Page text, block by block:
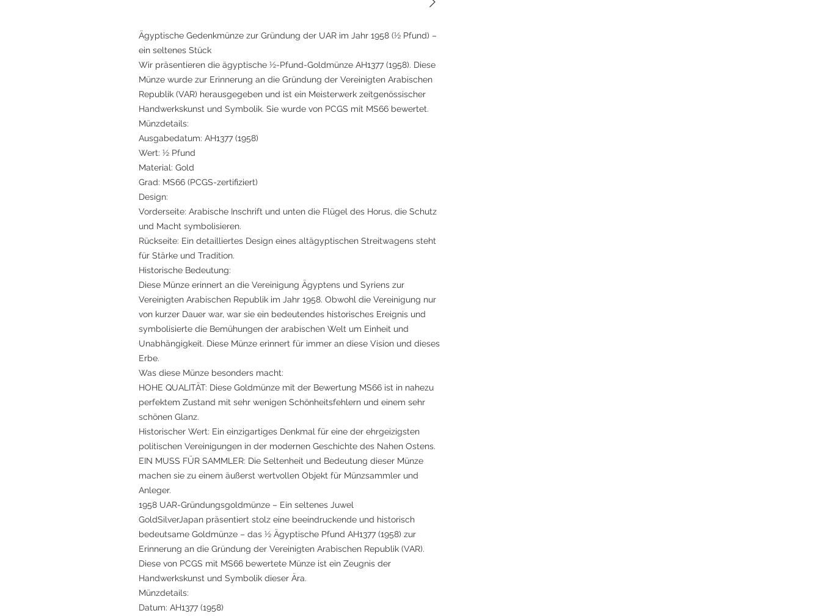
Ägyptische Gedenkmünze zur Gründung der UAR im Jahr 1958 (½ Pfund) –
ein seltenes Stück
Wir präsentieren die ägyptische ½-Pfund-Goldmünze AH1377 (1958). Diese
Münze wurde zur Erinnerung an die Gründung der Vereinigten Arabischen
Republik (VAR) herausgegeben und ist ein Meisterwerk zeitgenössischer
Handwerkskunst und Symbolik. Sie wurde von PCGS mit MS66 bewertet.
Münzdetails:
Ausgabedatum: AH1377 (1958)
Wert: ½ Pfund
Material: Gold
Grad: MS66 (PCGS-zertifiziert)
Design:
Vorderseite: Arabische Inschrift und unten die Flügel des Horus, die Schutz
und Macht symbolisieren.
Rückseite: Ein detailliertes Design eines altägyptischen Streitwagens steht
für Stärke und Tradition.
Historische Bedeutung:
Diese Münze erinnert an die Vereinigung Ägyptens und Syriens zur
Vereinigten Arabischen Republik im Jahr 1958. Obwohl die Vereinigung nur
von kurzer Dauer war, war sie ein bedeutendes historisches Ereignis und
symbolisierte die Bemühungen der arabischen Welt um Einheit und
Unabhängigkeit. Diese Münze erinnert für immer an diese Vision und dieses
Erbe.
Was diese Münze besonders macht:
HOHE QUALITÄT: Diese Goldmünze mit der Bewertung MS66 ist in nahezu
perfektem Zustand mit sehr wenigen Schönheitsfehlern und einem sehr
schönen Glanz.
Historischer Wert: Ein einzigartiges Denkmal für eine der ehrgeizigsten
politischen Vereinigungen in der modernen Geschichte des Nahen Ostens.
EIN MUSS FÜR SAMMLER: Die Seltenheit und Bedeutung dieser Münze
machen sie zu einem äußerst wertvollen Objekt für Münzsammler und
Anleger.
1958 UAR-Gründungsgoldmünze – Ein seltenes Juwel
GoldSilverJapan präsentiert stolz eine beeindruckende und historisch
bedeutsame Goldmünze – das ½ Ägyptische Pfund AH1377 (1958) zur
Erinnerung an die Gründung der Vereinigten Arabischen Republik (VAR).
Diese von PCGS mit MS66 bewertete Münze ist ein Zeugnis der
Handwerkskunst und Symbolik dieser Ära.
Münzdetails:
Datum: AH1377 (1958)